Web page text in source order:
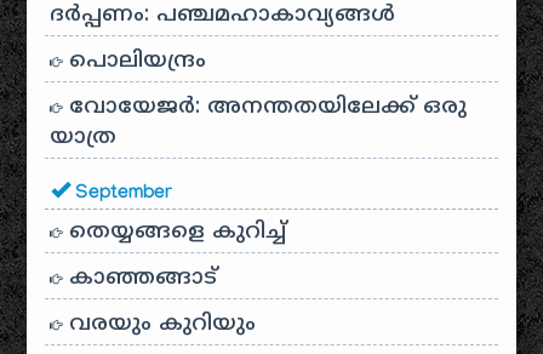
ദർപ്പണം: പഞ്ചമഹാകാവ്യങ്ങൾ
പൊലിയന്ദ്രം
വോയേജർ: അനന്തതയിലേക്ക് ഒരു
യാത്ര
September
തെയ്യങ്ങളെ കുറിച്ച്
കാഞ്ഞങ്ങാട്
വരയും കുറിയും